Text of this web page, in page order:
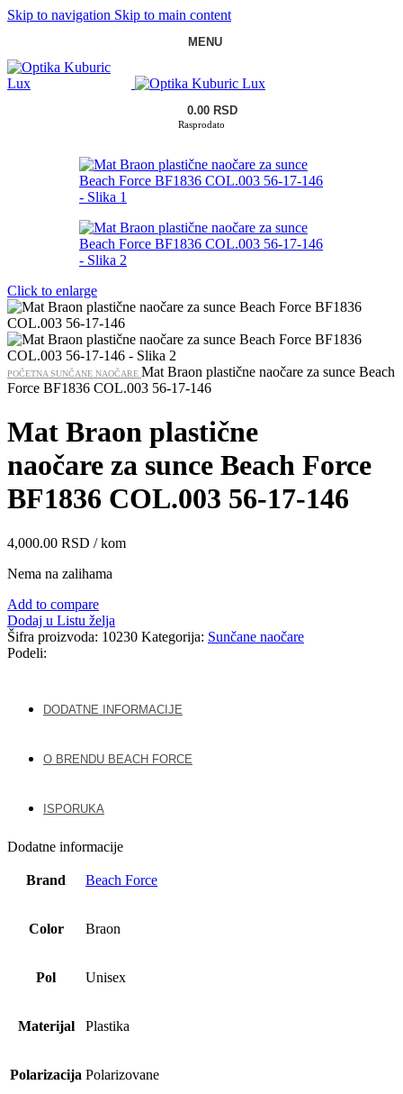
Skip to navigation Skip to main content
MENU
0.00 RSD
Rasprodato
Click to enlarge
POČETNA SUNČANE NAOČARE Mat Braon plastične naočare za sunce Beach
Force BF1836 COL.003 56-17-146
Mat Braon plastične
naočare za sunce Beach Force
BF1836 COL.003 56-17-146
4,000.00 RSD / kom
Nema na zalihama
Add to compare
Dodaj u Listu želja
Šifra proizvoda: 10230 Kategorija: Sunčane naočare
Podeli:
DODATNE INFORMACIJE
O BRENDU BEACH FORCE
ISPORUKA
Dodatne informacije
Brand Beach Force
Color Braon
Pol Unisex
Materijal Plastika
Polarizacija Polarizovane